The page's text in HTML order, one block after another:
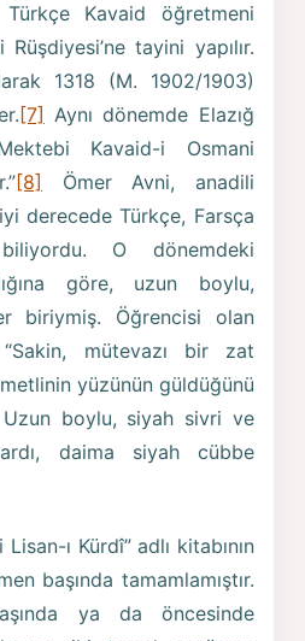
Kavaid öğretmeni
tayini yapılır.
1318 (M. 1902/1903)
[7] Aynı dönemde Elazığ
Kavaid-i Osmani
[8]
Ömer Avni, anadili
derecede Türkçe, Farsça
O dönemdeki
göre, uzun boylu,
biriymiş. Öğrencisi olan
mütevazı bir zat
yüzünün güldüğünü
boylu, siyah sivri ve
daima siyah cübbe
ı Kürdî” adlı kitabının
başında tamamlamıştır.
ya da öncesinde